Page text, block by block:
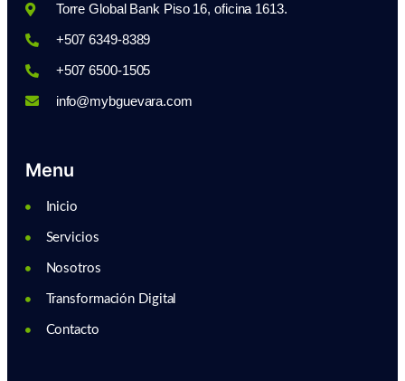
Torre Global Bank Piso 16, oficina 1613.
+507 6349-8389
+507 6500-1505
info@mybguevara.com
Menu
Inicio
Servicios
Nosotros
Transformación Digital
Contacto